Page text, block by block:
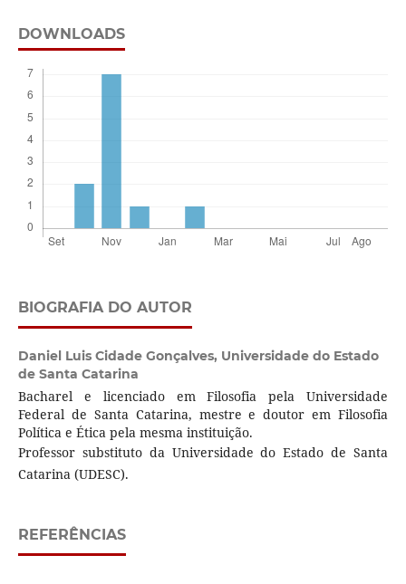
DOWNLOADS
BIOGRAFIA DO AUTOR
Daniel Luis Cidade Gonçalves, Universidade do Estado
de Santa Catarina
Bacharel e licenciado em Filosofia pela Universidade
Federal de Santa Catarina, mestre e doutor em Filosofia
Política e Ética pela mesma instituição.
Professor substituto da Universidade do Estado de Santa
Catarina (UDESC).
REFERÊNCIAS